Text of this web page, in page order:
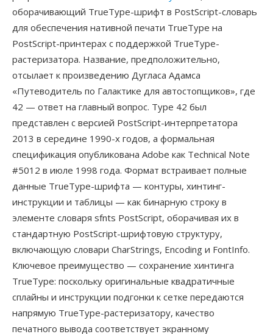
оборачивающий TrueType-шрифт в PostScript-словарь
для обеспечения нативной печати TrueType на
PostScript-принтерах с поддержкой TrueType-
растеризатора. Название, предположительно,
отсылает к произведению Дугласа Адамса
«Путеводитель по Галактике для автостопщиков», где
42 — ответ на главный вопрос. Type 42 был
представлен с версией PostScript-интерпретатора
2013 в середине 1990-х годов, а формальная
спецификация опубликована Adobe как Technical Note
#5012 в июле 1998 года. Формат встраивает полные
данные TrueType-шрифта — контуры, хинтинг-
инструкции и таблицы — как бинарную строку в
элементе словаря sfnts PostScript, оборачивая их в
стандартную PostScript-шрифтовую структуру,
включающую словари CharStrings, Encoding и FontInfo.
Ключевое преимущество — сохранение хинтинга
TrueType: поскольку оригинальные квадратичные
сплайны и инструкции подгонки к сетке передаются
напрямую TrueType-растеризатору, качество
печатного вывода соответствует экранному